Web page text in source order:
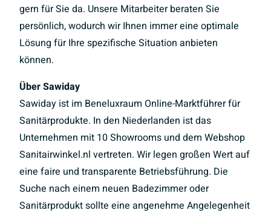
gern für Sie da. Unsere Mitarbeiter beraten Sie
persönlich, wodurch wir Ihnen immer eine optimale
Lösung für Ihre spezifische Situation anbieten
können.
Über Sawiday
Sawiday ist im Beneluxraum Online-Marktführer für
Sanitärprodukte. In den Niederlanden ist das
Unternehmen mit 10 Showrooms und dem Webshop
Sanitairwinkel.nl vertreten. Wir legen großen Wert auf
eine faire und transparente Betriebsführung. Die
Suche nach einem neuen Badezimmer oder
Sanitärprodukt sollte eine angenehme Angelegenheit